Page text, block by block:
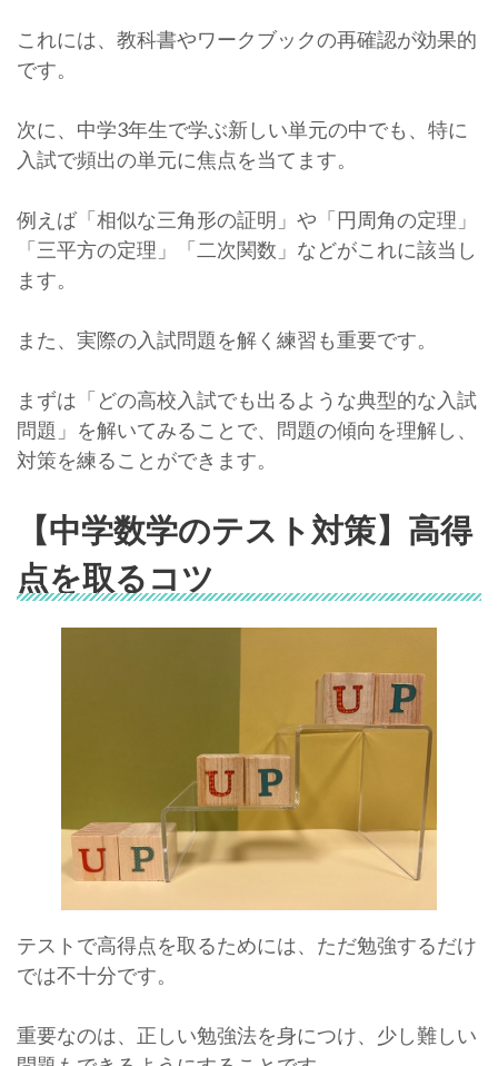
これには、教科書やワークブックの再確認が効果的
です。
次に、中学3年生で学ぶ新しい単元の中でも、特に
入試で頻出の単元に焦点を当てます。
例えば「相似な三角形の証明」や「円周角の定理」
「三平方の定理」「二次関数」などがこれに該当し
ます。
また、実際の入試問題を解く練習も重要です。
まずは「どの高校入試でも出るような典型的な入試
問題」を解いてみることで、問題の傾向を理解し、
対策を練ることができます。
【中学数学のテスト対策】高得
点を取るコツ
テストで高得点を取るためには、ただ勉強するだけ
では不十分です。
重要なのは、正しい勉強法を身につけ、少し難しい